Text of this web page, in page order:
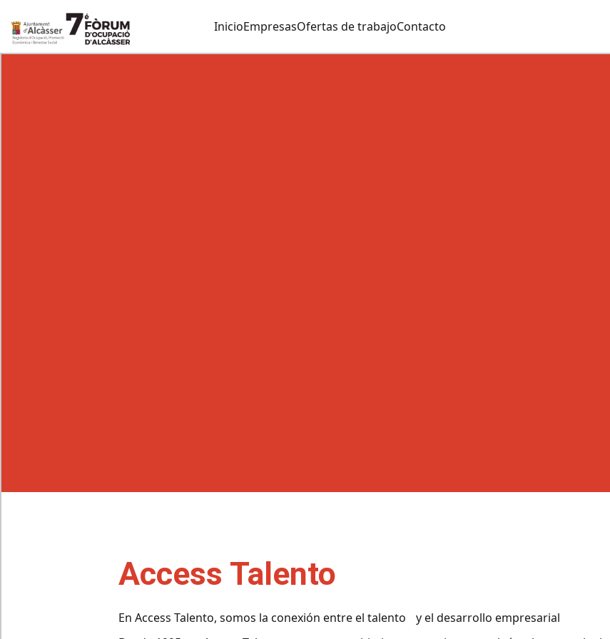
InicioEmpresasOfertas de trabajoContacto
Access Talento
En Access Talento, somos la conexión entre el talento y el desarrollo empresarial